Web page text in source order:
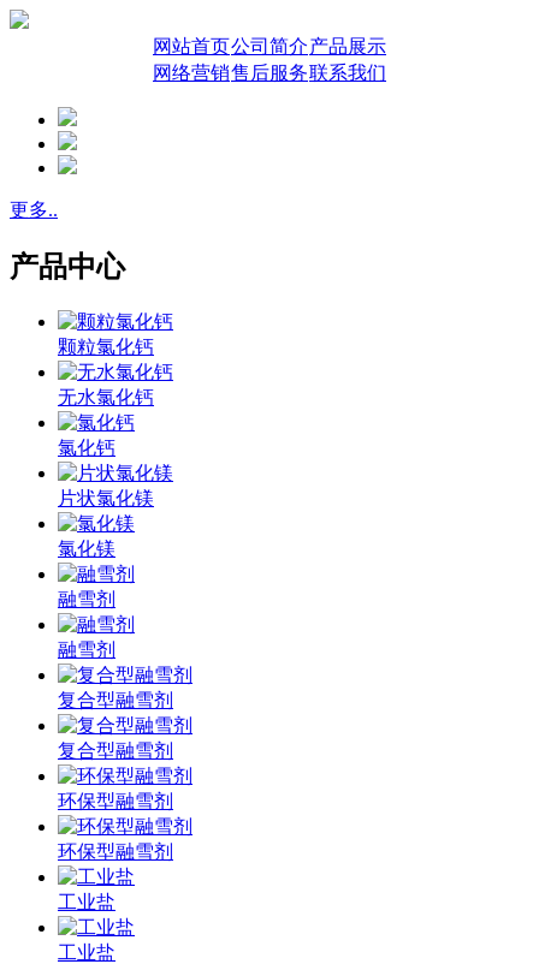
网站首页公司简介产品展示
网络营销售后服务联系我们
更多..
产品中心
颗粒氯化钙
无水氯化钙
氯化钙
片状氯化镁
氯化镁
融雪剂
融雪剂
复合型融雪剂
复合型融雪剂
环保型融雪剂
环保型融雪剂
工业盐
工业盐